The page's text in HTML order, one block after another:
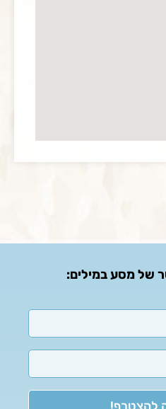
של מסע במילים: